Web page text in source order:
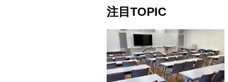
注目TOPIC